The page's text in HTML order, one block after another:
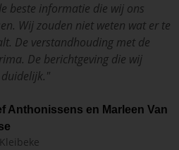
beste informatie die wij ons
Wij zouden niet weten wat er te
De verstandhouding met de
De berichtgeving die wij
"
Anthonissens en Marleen Van